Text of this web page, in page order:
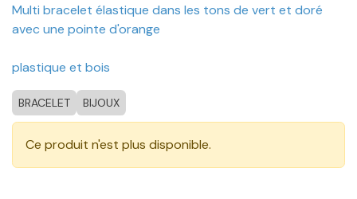
Multi bracelet élastique dans les tons de vert et doré
avec une pointe d'orange
plastique et bois
BRACELET BIJOUX
Ce produit n'est plus disponible.